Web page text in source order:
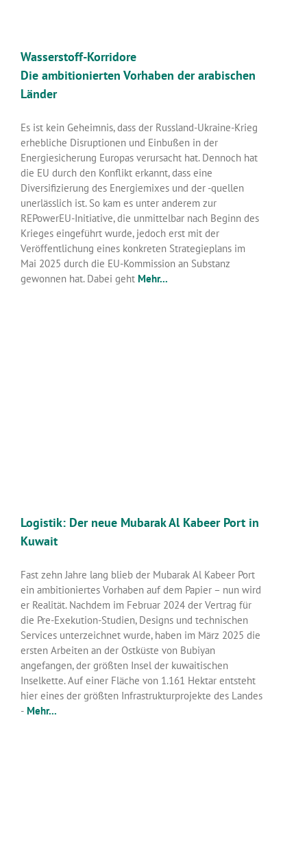
Wasserstoff-Korridore
Die ambitionierten Vorhaben der arabischen
Länder
Es ist kein Geheimnis, dass der Russland-Ukraine-Krieg
erhebliche Disruptionen und Einbußen in der
Energiesicherung Europas verursacht hat. Dennoch hat
die EU durch den Konflikt erkannt, dass eine
Diversifizierung des Energiemixes und der -quellen
unerlässlich ist. So kam es unter anderem zur
REPowerEU-Initiative, die unmittelbar nach Beginn des
Krieges eingeführt wurde, jedoch erst mit der
Veröffentlichung eines konkreten Strategieplans im
Mai 2025 durch die EU-Kommission an Substanz
gewonnen hat. Dabei geht Mehr...
Logistik: Der neue Mubarak Al Kabeer Port in
Kuwait
Fast zehn Jahre lang blieb der Mubarak Al Kabeer Port
ein ambitioniertes Vorhaben auf dem Papier – nun wird
er Realität. Nachdem im Februar 2024 der Vertrag für
die Pre-Exekution-Studien, Designs und technischen
Services unterzeichnet wurde, haben im März 2025 die
ersten Arbeiten an der Ostküste von Bubiyan
angefangen, der größten Insel der kuwaitischen
Inselkette. Auf einer Fläche von 1.161 Hektar entsteht
hier eines der größten Infrastrukturprojekte des Landes
- Mehr...